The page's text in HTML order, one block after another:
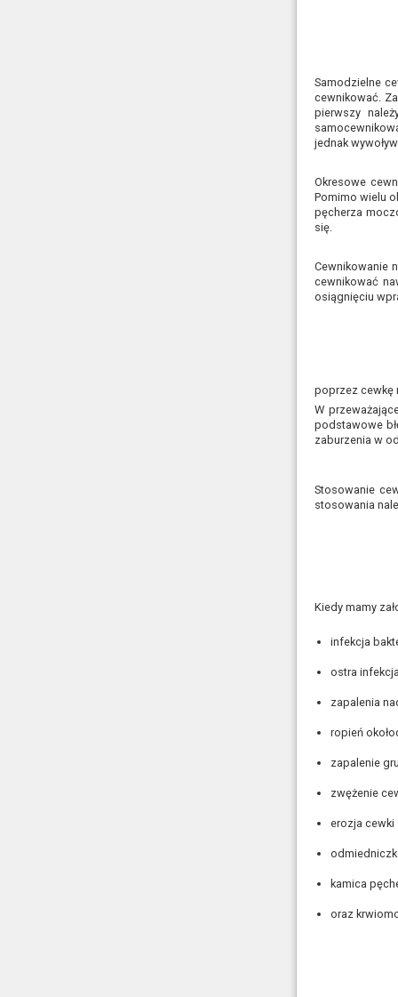
Samodzielne
cewnikować.
pierwszy
jednak
Okresowe
Pomimo wielu
pęcherza
się.
Cewnikowanie
cewnikować
osiągnięciu
poprzez cewkę
W
podstawowe
zaburzenia w
Stosowanie
stosowania
Kiedy mamy
infekcja
ostra
zapalenia
ropień
zapalenie
zwężenie
erozja cewki
kamica
oraz